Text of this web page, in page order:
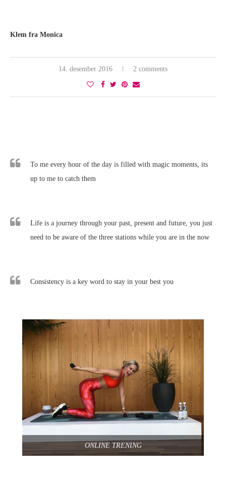
Klem fra Monica
14. desember 2016 2 comments
To me every hour of the day is filled with magic moments, its
up to me to catch them
Life is a journey through your past, present and future, you just
need to be aware of the three stations while you are in the now
Consistency is a key word to stay in your best you
ONLINE TRENING